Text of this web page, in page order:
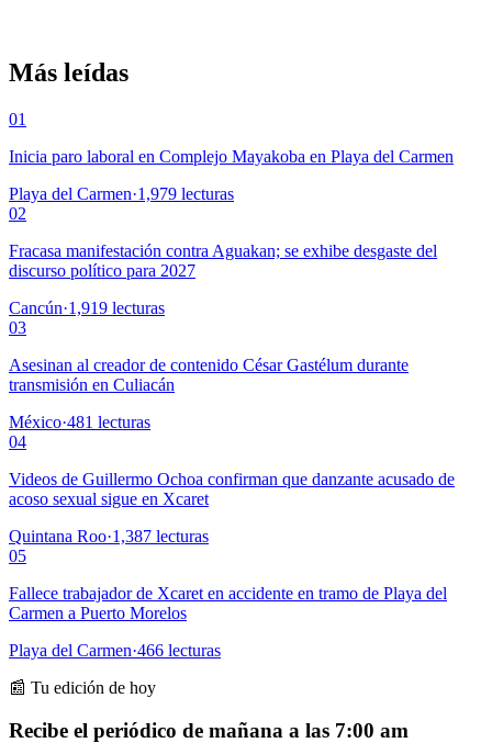
Más leídas
01
Inicia paro laboral en Complejo Mayakoba en Playa del Carmen
Playa del Carmen·1,979 lecturas
02
Fracasa manifestación contra Aguakan; se exhibe desgaste del
discurso político para 2027
Cancún·1,919 lecturas
03
Asesinan al creador de contenido César Gastélum durante
transmisión en Culiacán
México·481 lecturas
04
Videos de Guillermo Ochoa confirman que danzante acusado de
acoso sexual sigue en Xcaret
Quintana Roo·1,387 lecturas
05
Fallece trabajador de Xcaret en accidente en tramo de Playa del
Carmen a Puerto Morelos
Playa del Carmen·466 lecturas
📰 Tu edición de hoy
Recibe el periódico de mañana a las 7:00 am